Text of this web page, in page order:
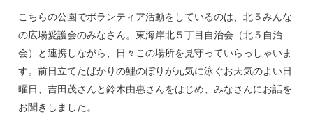
こちらの公園でボランティア活動をしているのは、北５みんな
の広場愛護会のみなさん。東海岸北５丁目自治会（北５自治
会）と連携しながら、日々この場所を見守っていらっしゃいま
す。前日立てたばかりの鯉のぼりが元気に泳ぐお天気のよい日
曜日、吉田茂さんと鈴木由惠さんをはじめ、みなさんにお話を
お聞きしました。